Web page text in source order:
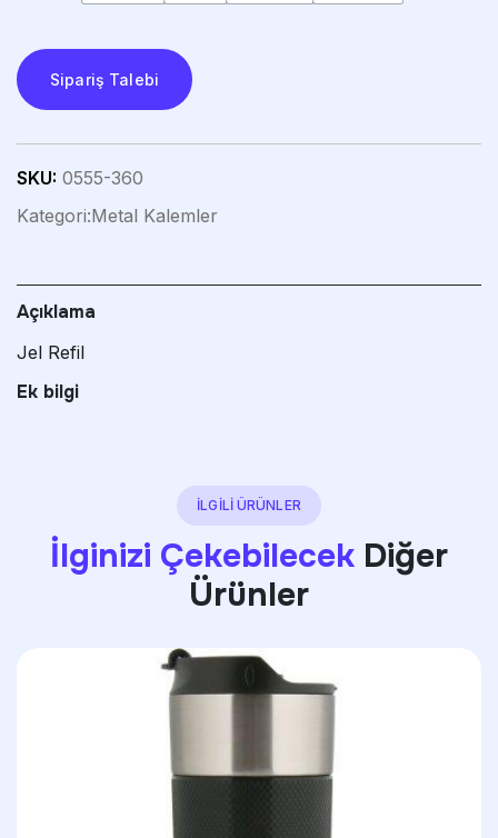
Sipariş Talebi
SKU: 0555-360
Kategori:Metal Kalemler
Açıklama
Jel Refil
Ek bilgi
İLGİLİ ÜRÜNLER
İlginizi Çekebilecek Diğer
Ürünler